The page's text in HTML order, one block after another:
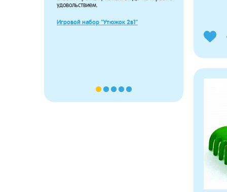
удовольствием.
Игровой набор "Утюжок 2в1"